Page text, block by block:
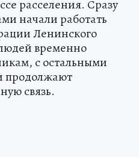
расселения. Сразу
начали работать
Ленинского
временно
с остальными
продолжают
связь.